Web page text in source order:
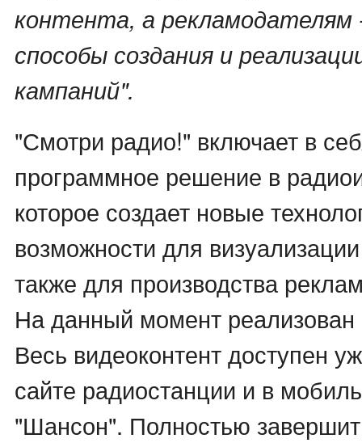
контента, а
способы создания и
кампаний".
"Смотри радио!" включает в
программное решение в
которое создает новые
возможности для
также для производства
На данный момент реализован
Весь видеоконтент доступен
сайте радиостанции и в
"Шансон". Полностью